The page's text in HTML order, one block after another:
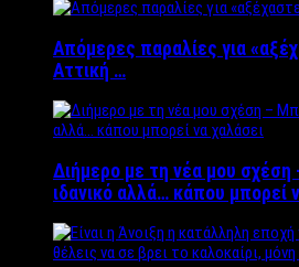
Απόμερες παραλίες για
Αττική …
Διήμερο με τη νέα μου
ιδανικό αλλά… κάπου μπορεί